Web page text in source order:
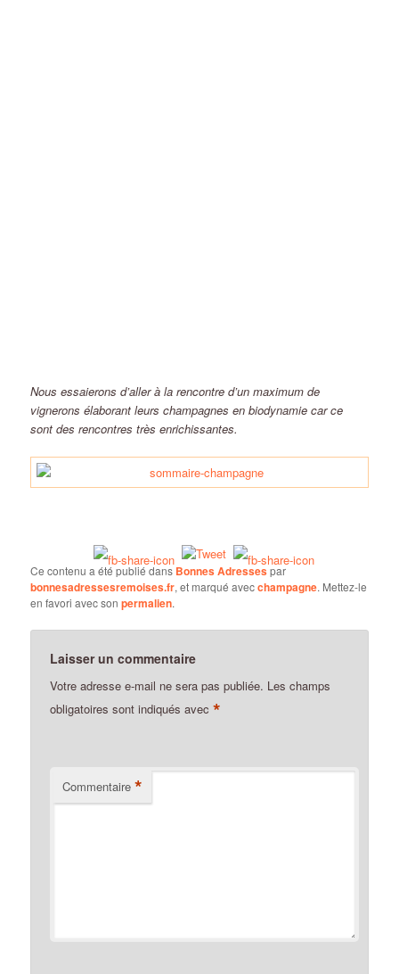
Nous essaierons d’aller à la rencontre d’un maximum de
vignerons élaborant leurs champagnes en biodynamie car ce
sont des rencontres très enrichissantes.
Ce contenu a été publié dans Bonnes Adressespar
bonnesadressesremoises.fr, et marqué avecchampagne. Mettez-le
en favori avec sonpermalien.
Laisser un commentaire
Votre adresse e-mail ne sera pas publiée. Les champs
obligatoires sont indiqués avec*
Commentaire *